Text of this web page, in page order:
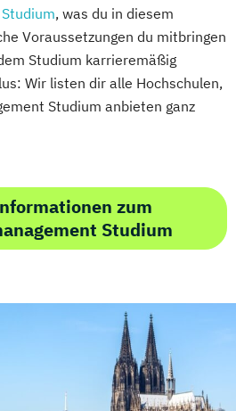
, was du in diesem
Voraussetzungen du mitbringen
Studium karrieremäßig
Wir listen dir alle Hochschulen,
Studium anbieten ganz
zum
Studium